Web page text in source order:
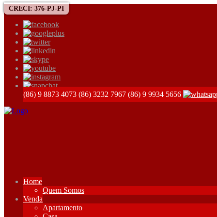
CRECI: 376-PJ-PI
(86) 9 8873 4073 (86) 3232 7967 (86) 9 9934 5656
Home
Quem Somos
Venda
Apartamento